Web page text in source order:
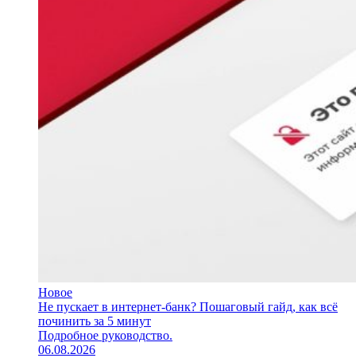
Новое
Не пускает в интернет-банк? Пошаговый гайд, как всё
починить за 5 минут
Подробное руководство.
06.08.2026